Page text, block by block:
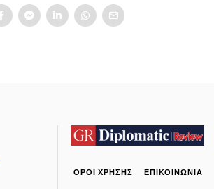
ΌΡΟΙ ΧΡΉΣΗΣ ΕΠΙΚΟΙΝΩΝΊΑ